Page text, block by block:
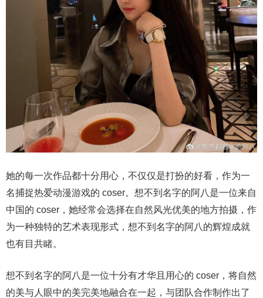
她的每一次作品都十分用心，不仅仅是打扮的好看，作为一
名捕捉热爱动漫游戏的 coser。想不到名字的阿八是一位来自
中国的 coser，她经常会选择在自然风光优美的地方拍摄，作
为一种独特的艺术表现形式，想不到名字的阿八的辉煌成就
也有目共睹。
想不到名字的阿八是一位十分有才华且用心的 coser，将自然
的美与人眼中的美完美地融合在一起，与团队合作制作出了